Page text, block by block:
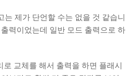
는 제가 단언할 수는 없을 것 같습니
력이었는데 일반 모드 출력으로 하
교체를 해서 출력을 하면 플래시